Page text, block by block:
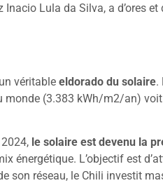
Inacio Lula da Silva, a d’ores
véritable eldorado du solaire.
monde (3.383 kWh/m2/an)
le solaire est devenu la
énergétique. L’objectif est
son réseau, le Chili investit